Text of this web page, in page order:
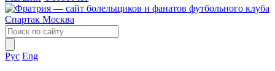
Рус Eng